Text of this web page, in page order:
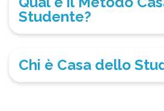
Studente?
Chi è Casa dello